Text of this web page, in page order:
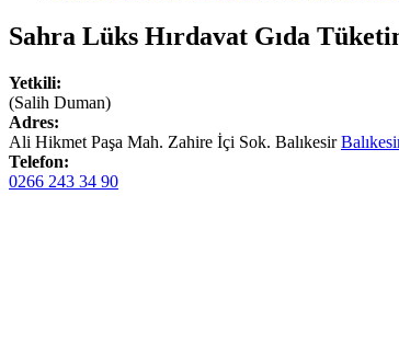
Sahra Lüks Hırdavat Gıda
Yetkili:
(Salih Duman)
Adres:
Ali Hikmet Paşa Mah. Zahire İçi Sok. Balıkesir
Telefon:
0266 243 34 90